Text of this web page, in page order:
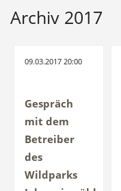
Archiv 2017
09.03.2017 20:00
Gespräch
mit dem
Betreiber
des
Wildparks